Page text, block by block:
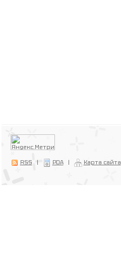
RSS | PDA | Карта сайта